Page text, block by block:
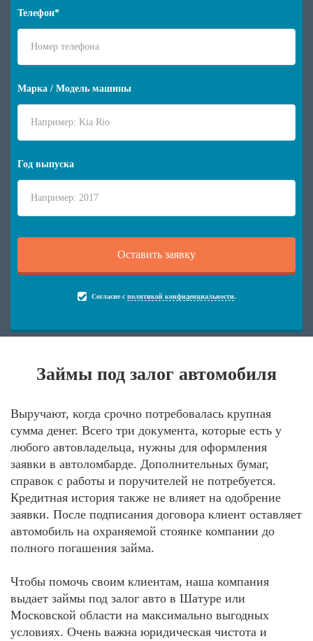
Телефон*
Марка / Модель машины
Год выпуска
Согласие с политикой конфиденциальности.
Займы под залог автомобиля
Выручают, когда срочно потребовалась крупная
сумма денег. Всего три документа, которые есть у
любого автовладельца, нужны для оформления
заявки в автоломбарде. Дополнительных бумаг,
справок с работы и поручителей не потребуется.
Кредитная история также не влияет на одобрение
заявки. После подписания договора клиент оставляет
автомобиль на охраняемой стоянке компании до
полного погашения займа.
Чтобы помочь своим клиентам, наша компания
выдает займы под залог авто в Шатуре или
Московской области на максимально выгодных
условиях. Очень важна юридическая чистота и